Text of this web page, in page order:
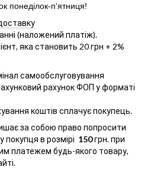
понеділок-п‘ятниця!
(наложений платіж).
яка становить 20 грн + 2%
самообслуговування
рахунок ФОП у форматі
коштів сплачує покупець.
за собою право попросити
в розмірі 150грн. при
платежем будь-якого товару,